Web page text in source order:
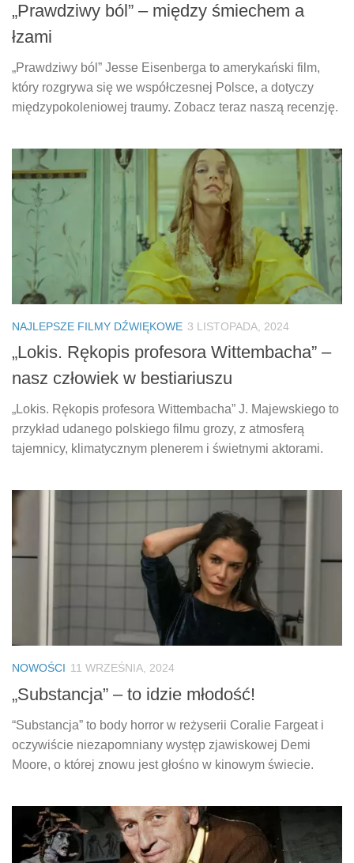
„Prawdziwy ból” – między śmiechem a
łzami
„Prawdziwy ból” Jesse Eisenberga to amerykański film,
który rozgrywa się we współczesnej Polsce, a dotyczy
międzypokoleniowej traumy. Zobacz teraz naszą recenzję.
NAJLEPSZE FILMY DŹWIĘKOWE 3 LISTOPADA, 2024
„Lokis. Rękopis profesora Wittembacha” –
nasz człowiek w bestiariuszu
„Lokis. Rękopis profesora Wittembacha” J. Majewskiego to
przykład udanego polskiego filmu grozy, z atmosferą
tajemnicy, klimatycznym plenerem i świetnymi aktorami.
NOWOŚCI 11 WRZEŚNIA, 2024
„Substancja” – to idzie młodość!
“Substancja” to body horror w reżyserii Coralie Fargeat i
oczywiście niezapomniany występ zjawiskowej Demi
Moore, o której znowu jest głośno w kinowym świecie.